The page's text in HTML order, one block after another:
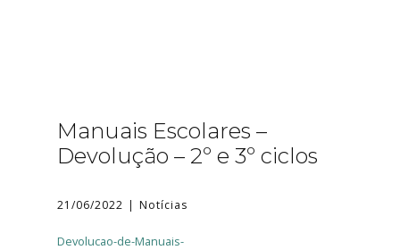
Manuais Escolares –
Devolução – 2º e 3º ciclos
21/06/2022 Notícias
Devolucao-de-Manuais-